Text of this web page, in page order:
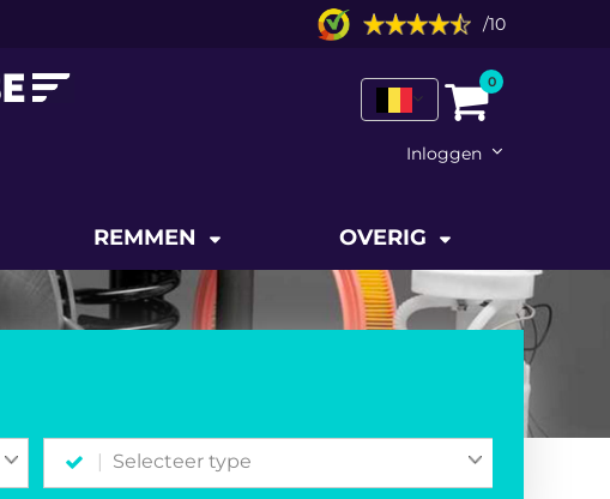
/10
0
Inloggen
REMMEN OVERIG
Selecteer type